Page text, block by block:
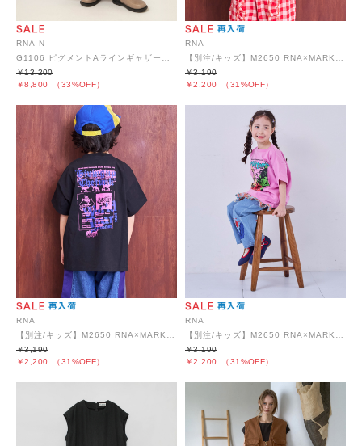
RNA-N
￥8,800 （33%OFF）
￥13,200
RNA
￥2,200 （31%OFF）
￥3,190
RNA
￥2,200 （31%OFF）
￥3,190
RNA
￥2,200 （31%OFF）
￥3,190